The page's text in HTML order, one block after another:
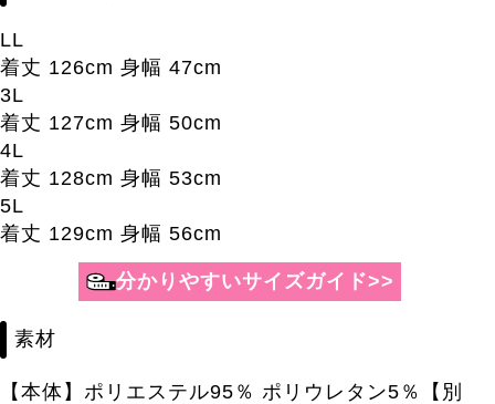
LL
着丈 126cm 身幅 47cm
3L
着丈 127cm 身幅 50cm
4L
着丈 128cm 身幅 53cm
5L
着丈 129cm 身幅 56cm
分かりやすいサイズガイド>>
素材
【本体】ポリエステル95％ ポリウレタン5％【別